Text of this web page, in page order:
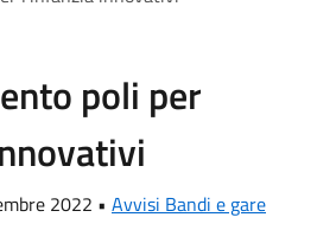
poli per
2022 • Avvisi Bandi e gare